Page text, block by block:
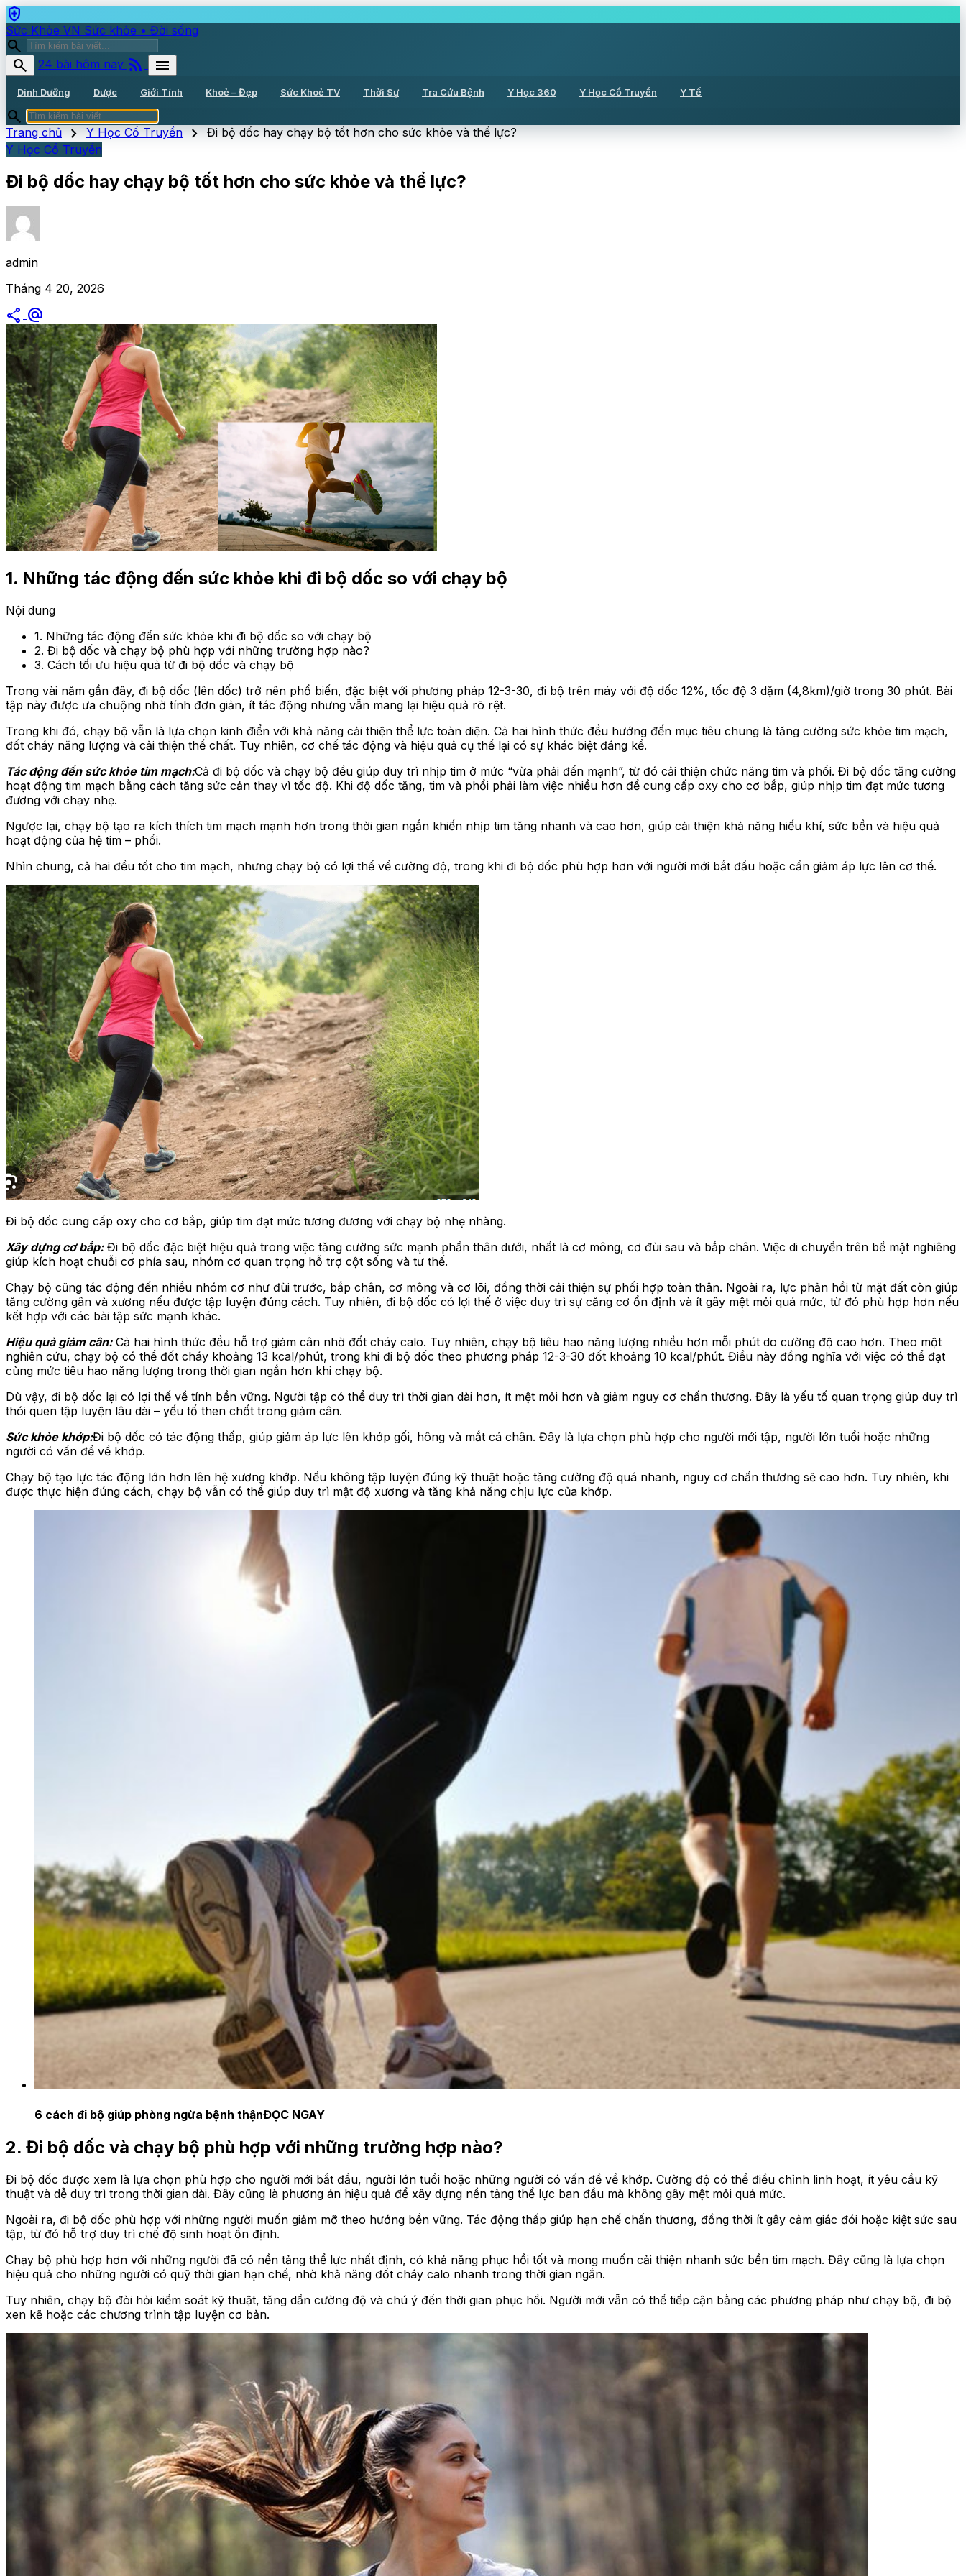
health_and_safety
Sức Khỏe VN Sức khỏe • Đời sống
search
search
24 bài hôm nay rss_feed menu
Dinh Dưỡng Dược Giới Tính Khoẻ – Đẹp Sức Khoẻ TV Thời Sự Tra Cứu Bệnh Y Học 360 Y Học Cổ Truyền Y Tế
search
Trang chủ chevron_right Y Học Cổ Truyền chevron_right Đi bộ dốc hay chạy bộ tốt hơn cho sức khỏe và thể lực?
Y Học Cổ Truyền
Đi bộ dốc hay chạy bộ tốt hơn cho sức khỏe và thể lực?
admin
Tháng 4 20, 2026
share alternate_email
1. Những tác động đến sức khỏe khi đi bộ dốc so với chạy bộ
Nội dung
1. Những tác động đến sức khỏe khi đi bộ dốc so với chạy bộ
2. Đi bộ dốc và chạy bộ phù hợp với những trường hợp nào?
3. Cách tối ưu hiệu quả từ đi bộ dốc và chạy bộ
Trong vài năm gần đây, đi bộ dốc (lên dốc) trở nên phổ biến, đặc biệt với phương pháp 12-3-30, đi bộ trên máy với độ dốc 12%, tốc độ 3 dặm (4,8km)/giờ trong 30 phút. Bài
tập này được ưa chuộng nhờ tính đơn giản, ít tác động nhưng vẫn mang lại hiệu quả rõ rệt.
Trong khi đó, chạy bộ vẫn là lựa chọn kinh điển với khả năng cải thiện thể lực toàn diện. Cả hai hình thức đều hướng đến mục tiêu chung là tăng cường sức khỏe tim mạch,
đốt cháy năng lượng và cải thiện thể chất. Tuy nhiên, cơ chế tác động và hiệu quả cụ thể lại có sự khác biệt đáng kể.
Tác động đến sức khỏe tim mạch:Cả đi bộ dốc và chạy bộ đều giúp duy trì nhịp tim ở mức “vừa phải đến mạnh”, từ đó cải thiện chức năng tim và phổi. Đi bộ dốc tăng cường
hoạt động tim mạch bằng cách tăng sức cản thay vì tốc độ. Khi độ dốc tăng, tim và phổi phải làm việc nhiều hơn để cung cấp oxy cho cơ bắp, giúp nhịp tim đạt mức tương
đương với chạy nhẹ.
Ngược lại, chạy bộ tạo ra kích thích tim mạch mạnh hơn trong thời gian ngắn khiến nhịp tim tăng nhanh và cao hơn, giúp cải thiện khả năng hiếu khí, sức bền và hiệu quả
hoạt động của hệ tim – phổi.
Nhìn chung, cả hai đều tốt cho tim mạch, nhưng chạy bộ có lợi thế về cường độ, trong khi đi bộ dốc phù hợp hơn với người mới bắt đầu hoặc cần giảm áp lực lên cơ thể.
Đi bộ dốc cung cấp oxy cho cơ bắp, giúp tim đạt mức tương đương với chạy bộ nhẹ nhàng.
Xây dựng cơ bắp:Đi bộ dốc đặc biệt hiệu quả trong việc tăng cường sức mạnh phần thân dưới, nhất là cơ mông, cơ đùi sau và bắp chân. Việc di chuyển trên bề mặt nghiêng
giúp kích hoạt chuỗi cơ phía sau, nhóm cơ quan trọng hỗ trợ cột sống và tư thế.
Chạy bộ cũng tác động đến nhiều nhóm cơ như đùi trước, bắp chân, cơ mông và cơ lõi, đồng thời cải thiện sự phối hợp toàn thân. Ngoài ra, lực phản hồi từ mặt đất còn giúp
tăng cường gân và xương nếu được tập luyện đúng cách. Tuy nhiên, đi bộ dốc có lợi thế ở việc duy trì sự căng cơ ổn định và ít gây mệt mỏi quá mức, từ đó phù hợp hơn nếu
kết hợp với các bài tập sức mạnh khác.
Hiệu quả giảm cân:Cả hai hình thức đều hỗ trợ giảm cân nhờ đốt cháy calo. Tuy nhiên, chạy bộ tiêu hao năng lượng nhiều hơn mỗi phút do cường độ cao hơn. Theo một
nghiên cứu, chạy bộ có thể đốt cháy khoảng 13 kcal/phút, trong khi đi bộ dốc theo phương pháp 12-3-30 đốt khoảng 10 kcal/phút. Điều này đồng nghĩa với việc có thể đạt
cùng mức tiêu hao năng lượng trong thời gian ngắn hơn khi chạy bộ.
Dù vậy, đi bộ dốc lại có lợi thế về tính bền vững. Người tập có thể duy trì thời gian dài hơn, ít mệt mỏi hơn và giảm nguy cơ chấn thương. Đây là yếu tố quan trọng giúp duy trì
thói quen tập luyện lâu dài – yếu tố then chốt trong giảm cân.
Sức khỏe khớp:Đi bộ dốc có tác động thấp, giúp giảm áp lực lên khớp gối, hông và mắt cá chân. Đây là lựa chọn phù hợp cho người mới tập, người lớn tuổi hoặc những
người có vấn đề về khớp.
Chạy bộ tạo lực tác động lớn hơn lên hệ xương khớp. Nếu không tập luyện đúng kỹ thuật hoặc tăng cường độ quá nhanh, nguy cơ chấn thương sẽ cao hơn. Tuy nhiên, khi
được thực hiện đúng cách, chạy bộ vẫn có thể giúp duy trì mật độ xương và tăng khả năng chịu lực của khớp.
6 cách đi bộ giúp phòng ngừa bệnh thậnĐỌC NGAY
2. Đi bộ dốc và chạy bộ phù hợp với những trường hợp nào?
Đi bộ dốc được xem là lựa chọn phù hợp cho người mới bắt đầu, người lớn tuổi hoặc những người có vấn đề về khớp. Cường độ có thể điều chỉnh linh hoạt, ít yêu cầu kỹ
thuật và dễ duy trì trong thời gian dài. Đây cũng là phương án hiệu quả để xây dựng nền tảng thể lực ban đầu mà không gây mệt mỏi quá mức.
Ngoài ra, đi bộ dốc phù hợp với những người muốn giảm mỡ theo hướng bền vững. Tác động thấp giúp hạn chế chấn thương, đồng thời ít gây cảm giác đói hoặc kiệt sức sau
tập, từ đó hỗ trợ duy trì chế độ sinh hoạt ổn định.
Chạy bộ phù hợp hơn với những người đã có nền tảng thể lực nhất định, có khả năng phục hồi tốt và mong muốn cải thiện nhanh sức bền tim mạch. Đây cũng là lựa chọn
hiệu quả cho những người có quỹ thời gian hạn chế, nhờ khả năng đốt cháy calo nhanh trong thời gian ngắn.
Tuy nhiên, chạy bộ đòi hỏi kiểm soát kỹ thuật, tăng dần cường độ và chú ý đến thời gian phục hồi. Người mới vẫn có thể tiếp cận bằng các phương pháp như chạy bộ, đi bộ
xen kẽ hoặc các chương trình tập luyện cơ bản.